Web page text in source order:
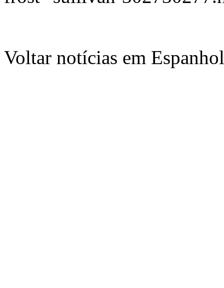
Voltar notícias em Espanhol